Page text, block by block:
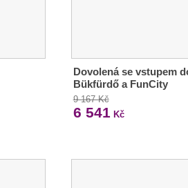
Dovolená se vstupem
Bükfürdő a FunCity
9 167 Kč
6 541 Kč